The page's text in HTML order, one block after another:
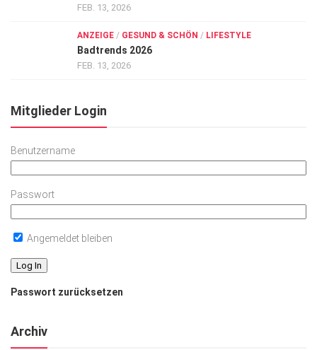
FEB. 13, 2026
ANZEIGE / GESUND & SCHÖN / LIFESTYLE
Badtrends 2026
FEB. 13, 2026
Mitglieder Login
Benutzername
Passwort
Angemeldet bleiben
Passwort zurücksetzen
Archiv